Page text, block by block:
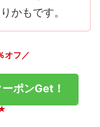
かもです。
オフ／
ポンGet！